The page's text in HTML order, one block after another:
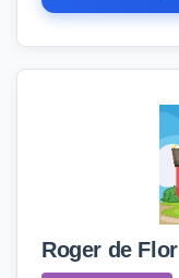
Roger de Flor